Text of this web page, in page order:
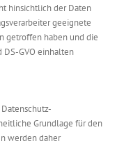
hinsichtlich der Daten
geeignete
getroffen haben und die
DS-GVO einhalten
Grundlage für den
werden daher